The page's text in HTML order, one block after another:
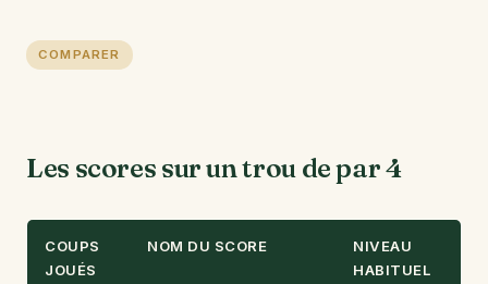
COMPARER
Les scores sur un trou de par 4
COUPS
JOUÉS
NOM DU SCORE
NIVEAU
HABITUEL